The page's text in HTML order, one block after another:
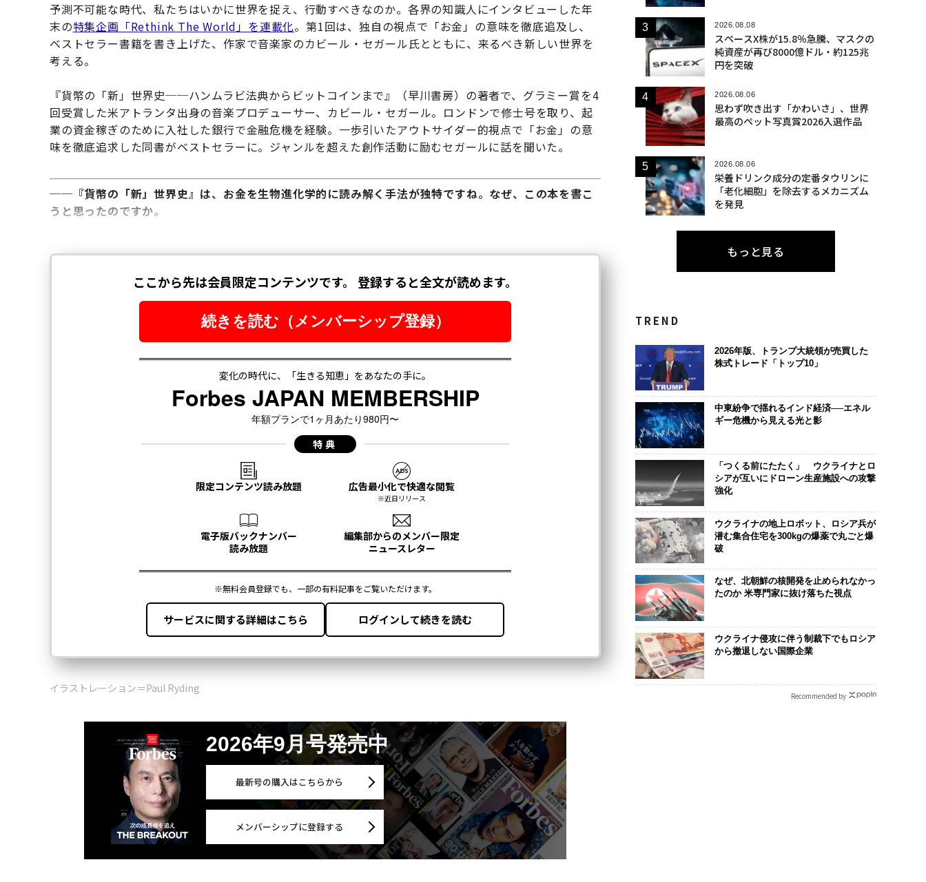
予測不可能な時代、私たちはいかに世界を捉え、行動すべきなのか。各界の知識人にインタビューした年
末の特集企画「Rethink The World」を連載化。第1回は、独自の視点で「お金」の意味を徹底追及し、
ベストセラー書籍を書き上げた、作家で音楽家のカビール・セガール氏とともに、来るべき新しい世界を
考える。
『貨幣の「新」世界史──ハンムラビ法典からビットコインまで』（早川書房）の著者で、グラミー賞を4
回受賞した米アトランタ出身の音楽プロデューサー、カビール・セガール。ロンドンで修士号を取り、起
業の資金稼ぎのために入社した銀行で金融危機を経験。一歩引いたアウトサイダー的視点で「お金」の意
味を徹底追求した同書がベストセラーに。ジャンルを超えた創作活動に励むセガールに話を聞いた。
──『貨幣の「新」世界史』は、お金を生物進化学的に読み解く手法が独特ですね。なぜ、この本を書こ
うと思ったのですか。
イラストレーション＝Paul Ryding
2026年9月号発売中
最新号の購入はこちらから
メンバーシップに登録する
2026.08.08
スペースX株が15.8％急騰、マスクの
純資産が再び8000億ドル・約125兆
円を突破
2026.08.06
思わず吹き出す「かわいさ」、世界
最高のペット写真賞2026入選作品
2026.08.06
栄養ドリンク成分の定番タウリンに
「老化細胞」を除去するメカニズム
を発見
もっと見る
TREND
2026年版、トランプ大統領が売買した
株式トレード「トップ10」
中東紛争で揺れるインド経済──エネル
ギー危機から見える光と影
「つくる前にたたく」 ウクライナとロ
シアが互いにドローン生産施設への攻撃
強化
ウクライナの地上ロボット、ロシア兵が
潜む集合住宅を300kgの爆薬で丸ごと爆
破
なぜ、北朝鮮の核開発を止められなかっ
たのか 米専門家に抜け落ちた視点
ウクライナ侵攻に伴う制裁下でもロシア
から撤退しない国際企業
Recommended by